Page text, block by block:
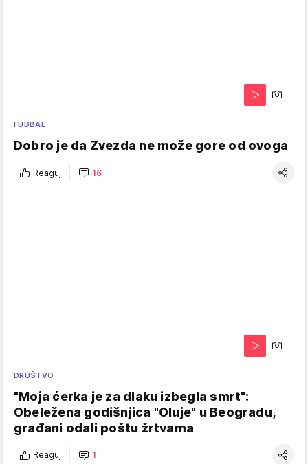
FUDBAL
Dobro je da Zvezda ne može gore od ovoga
Reaguj 16
DRUŠTVO
"Moja ćerka je za dlaku izbegla smrt":
Obeležena godišnjica "Oluje" u Beogradu,
građani odali poštu žrtvama
Reaguj 1